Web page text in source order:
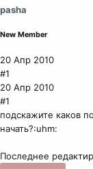
pasha
New Member
20 Апр 2010
#1
20 Апр 2010
#1
подскажите каков
начать?:uhm:
Последнее